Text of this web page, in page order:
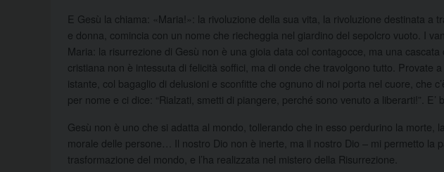
E Gesù la chiama: «Maria!»: la rivoluzione della sua vita, la rivoluzione destinata a
e donna, comincia con un nome che riecheggia nel giardino del sepolcro vuoto. I
Maria: la risurrezione di Gesù non è una gioia data col contagocce, ma una cascata
cristiana non è intessuta di felicità soffici, ma di onde che travolgono tutto. Provate
istante, col bagaglio di delusioni e sconfitte che ognuno di noi porta nel cuore, che
per nome e ci dice: “Rialzati, smetti di piangere, perché sono venuto a liberarti!”. E’
Gesù non è uno che si adatta al mondo, tollerando che in esso perdurino la morte,
morale delle persone… Il nostro Dio non è inerte, ma il nostro Dio – mi permetto la
trasformazione del mondo, e l’ha realizzata nel mistero della Risurrezione.